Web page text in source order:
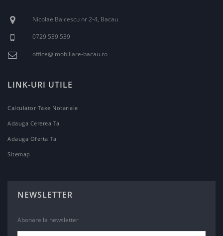
Nicolae Balcescu nr 2-4, Bacau
0729 539 539
office@imobiliare-bacau.ro
LINK-URI UTILE
Calculator Taxe Notariale
Adauga Cererea Ta
Adauga Oferta Ta
Sitemap
NEWSLETTER
Abonare la newsletter